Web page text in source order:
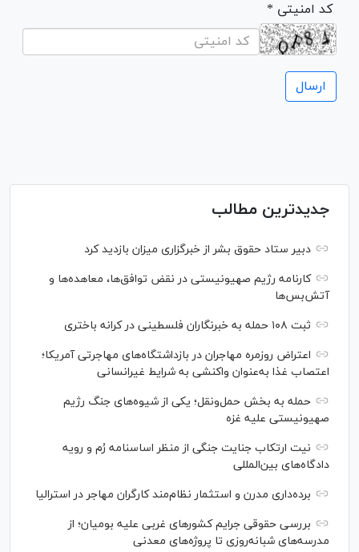
* کد امنیتی
جدیدترین مطالب
دبیر ستاد حقوق بشر از خبرگزاری میزان بازدید کرد
کارنامه رژیم صهیونیستی در نقض توافق‌ها، معاهده‌ها و
آتش‌بس‌ها
ثبت ۱۰۸ حمله به خبرنگاران فلسطینی در کرانه باختری
اعتراض‌ روزمره مهاجران در بازداشتگاه‌های مهاجرتی آمریکا؛
اعتصاب غذا به‌عنوان واکنشی به شرایط غیرانسانی
حمله به بخش حمل‌ونقل؛ یکی از شیوه‌های جنگ رژیم
صهیونیستی علیه غزه
نیت ارتکاب جنایت جنگی از منظر اساسنامه رُم و رویه
دادگاه‌های بین‌المللی
برده‌داری مدرن و استثمار نظام‌مند کارگران مهاجر در استرالیا
بررسی حقوقی جرایم کشور‌های غربی علیه بومیان؛ از
مدرسه‌های شبانه‌روزی تا پروژه‌های معدنی